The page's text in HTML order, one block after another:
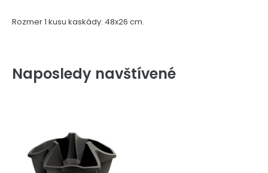
Rozmer 1 kusu kaskády: 48x26 cm.
Naposledy navštívené